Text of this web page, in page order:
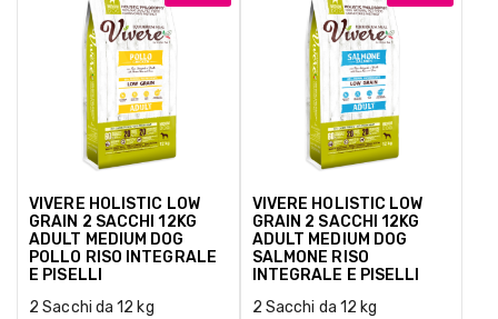
VIVERE HOLISTIC LOW
GRAIN 2 SACCHI 12KG
ADULT MEDIUM DOG
POLLO RISO INTEGRALE
E PISELLI
2 Sacchi da 12 kg
VIVERE HOLISTIC LOW
GRAIN 2 SACCHI 12KG
ADULT MEDIUM DOG
SALMONE RISO
INTEGRALE E PISELLI
2 Sacchi da 12 kg